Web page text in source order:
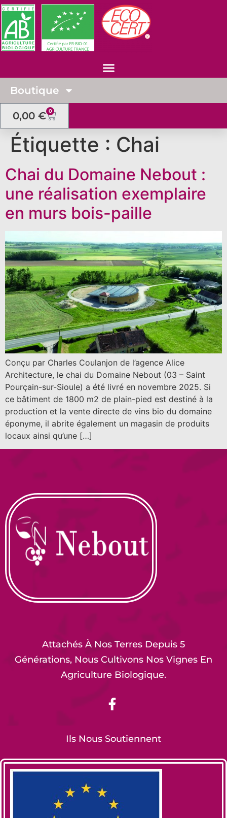
Boutique
0,00 € 0
Étiquette : Chai
Chai du Domaine Nebout :
une réalisation exemplaire
en murs bois-paille
Conçu par Charles Coulanjon de l’agence Alice
Architecture, le chai du Domaine Nebout (03 – Saint
Pourçain-sur-Sioule) a été livré en novembre 2025. Si
ce bâtiment de 1800 m2 de plain-pied est destiné à la
production et la vente directe de vins bio du domaine
éponyme, il abrite également un magasin de produits
locaux ainsi qu’une […]
Attachés À Nos Terres Depuis 5
Générations, Nous Cultivons Nos Vignes En
Agriculture Biologique.
Ils Nous Soutiennent